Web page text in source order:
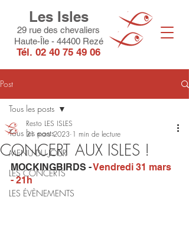
Les Isles
29 rue des chevaliers
Haute-Île - 44400 Rezé
Tél. 02 40 75 49 06
Post
Tous les posts
MENU DU JOUR
LES CONCERTS
LES ÉVÈNEMENTS
Tous les posts
CONCERT AUX ISLES !
Resto LES ISLES
21 mars 2023 1 min de lecture
MOCKINGBIRDS - Vendredi 31 mars
- 21h